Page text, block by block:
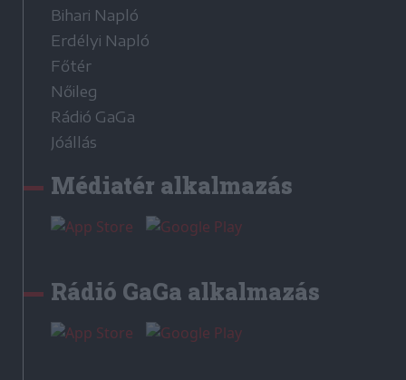
Bihari Napló
Erdélyi Napló
Főtér
Nőileg
Rádió GaGa
Jóállás
Médiatér alkalmazás
Rádió GaGa alkalmazás